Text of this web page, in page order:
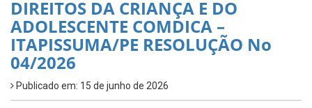
DIREITOS DA CRIANÇA E DO
ADOLESCENTE COMDICA –
ITAPISSUMA/PE RESOLUÇÃO No
04/2026
Publicado em: 15 de junho de 2026